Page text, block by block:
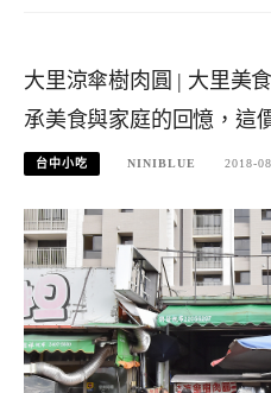
大里涼傘樹肉圓 | 大里美
承美食與家庭的回憶，這
台中小吃 NINIBLUE 2018-